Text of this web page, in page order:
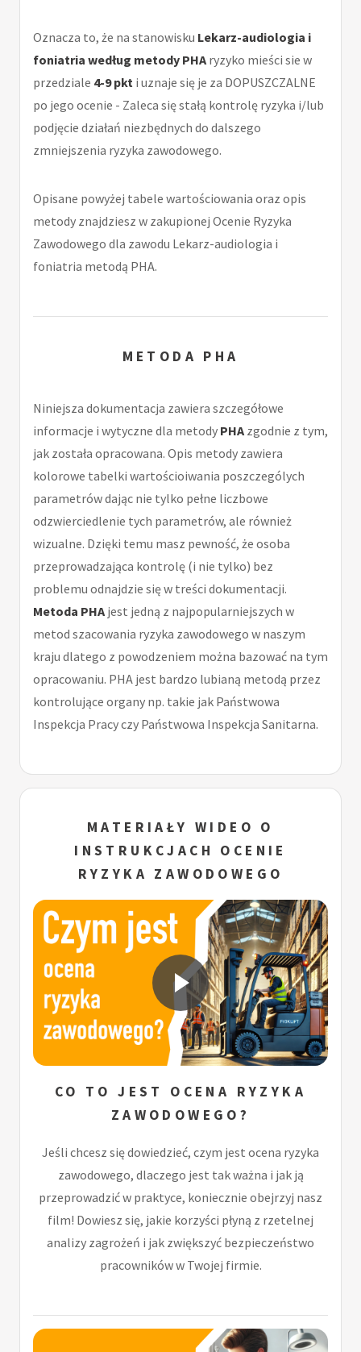
Oznacza to, że na stanowisku Lekarz-audiologia i
foniatria według metody PHA ryzyko mieści sie w
przedziale 4-9 pkt i uznaje się je za DOPUSZCZALNE
po jego ocenie - Zaleca się stałą kontrolę ryzyka i/lub
podjęcie działań niezbędnych do dalszego
zmniejszenia ryzyka zawodowego.
Opisane powyżej tabele wartościowania oraz opis
metody znajdziesz w zakupionej Ocenie Ryzyka
Zawodowego dla zawodu Lekarz-audiologia i
foniatria metodą PHA.
METODA PHA
Niniejsza dokumentacja zawiera szczegółowe
informacje i wytyczne dla metody PHA zgodnie z tym,
jak została opracowana. Opis metody zawiera
kolorowe tabelki wartościoiwania poszczególych
parametrów dając nie tylko pełne liczbowe
odzwierciedlenie tych parametrów, ale również
wizualne. Dzięki temu masz pewność, że osoba
przeprowadzająca kontrolę (i nie tylko) bez
problemu odnajdzie się w treści dokumentacji.
Metoda PHA jest jedną z najpopularniejszych w
metod szacowania ryzyka zawodowego w naszym
kraju dlatego z powodzeniem można bazować na tym
opracowaniu. PHA jest bardzo lubianą metodą przez
kontrolujące organy np. takie jak Państwowa
Inspekcja Pracy czy Państwowa Inspekcja Sanitarna.
MATERIAŁY WIDEO O
INSTRUKCJACH OCENIE
RYZYKA ZAWODOWEGO
CO TO JEST OCENA RYZYKA
ZAWODOWEGO?
Jeśli chcesz się dowiedzieć, czym jest ocena ryzyka
zawodowego, dlaczego jest tak ważna i jak ją
przeprowadzić w praktyce, koniecznie obejrzyj nasz
film! Dowiesz się, jakie korzyści płyną z rzetelnej
analizy zagrożeń i jak zwiększyć bezpieczeństwo
pracowników w Twojej firmie.